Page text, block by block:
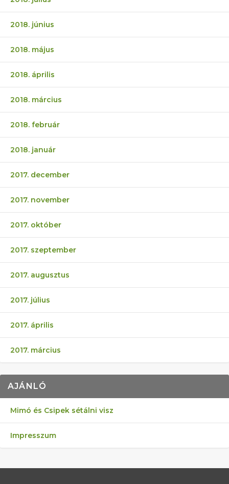
2018. június
2018. május
2018. április
2018. március
2018. február
2018. január
2017. december
2017. november
2017. október
2017. szeptember
2017. augusztus
2017. július
2017. április
2017. március
AJÁNLÓ
Mimó és Csipek sétálni visz
Impresszum